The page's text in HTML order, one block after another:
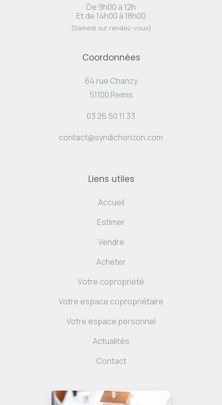
De 9h00 à 12h
Et de 14h00 à 18h00
(Samedi sur rendez-vous)
Coordonnées
64 rue Chanzy
51100 Reims
03 26 50 11 33
contact@syndichorizon.com
Liens utiles
Accueil
Estimer
Vendre
Acheter
Votre copropriété
Votre espace copropriétaire
Votre espace personnel
Actualités
Contact